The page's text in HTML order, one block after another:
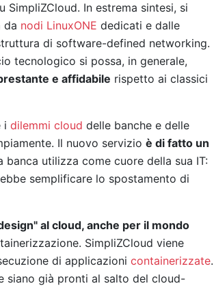
SimpliZCloud. In estrema sintesi, si
da nodi LinuxONE dedicati e dalle
di software-defined networking.
tecnologico si possa, in generale,
e affidabile rispetto ai classici
i dilemmi cloud delle banche e delle
Il nuovo servizio è di fatto un
banca utilizza come cuore della sua IT:
semplificare lo spostamento di
al cloud, anche per il mondo
SimpliZCloud viene
di applicazioni containerizzate.
siano già pronti al salto del cloud-